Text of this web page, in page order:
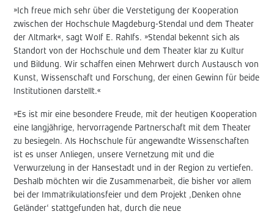
»Ich freue mich sehr über die Verstetigung der Kooperation
zwischen der Hochschule Magdeburg-Stendal und dem Theater
der Altmark«, sagt Wolf E. Rahlfs. »Stendal bekennt sich als
Standort von der Hochschule und dem Theater klar zu Kultur
und Bildung. Wir schaffen einen Mehrwert durch Austausch von
Kunst, Wissenschaft und Forschung, der einen Gewinn für beide
Institutionen darstellt.«
»Es ist mir eine besondere Freude, mit der heutigen Kooperation
eine langjährige, hervorragende Partnerschaft mit dem Theater
zu besiegeln. Als Hochschule für angewandte Wissenschaften
ist es unser Anliegen, unsere Vernetzung mit und die
Verwurzelung in der Hansestadt und in der Region zu vertiefen.
Deshalb möchten wir die Zusammenarbeit, die bisher vor allem
bei der Immatrikulationsfeier und dem Projekt ‚Denken ohne
Geländer‘ stattgefunden hat, durch die neue